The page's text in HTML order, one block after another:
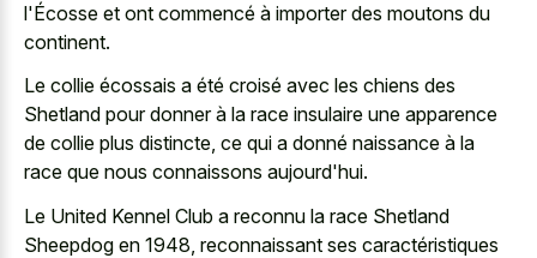
l'Écosse et ont commencé à importer des moutons du
continent.
Le collie écossais a été croisé avec les chiens des
Shetland pour donner à la race insulaire une apparence
de collie plus distincte, ce qui a donné naissance à la
race que nous connaissons aujourd'hui.
Le United Kennel Club a reconnu la race Shetland
Sheepdog en 1948, reconnaissant ses caractéristiques